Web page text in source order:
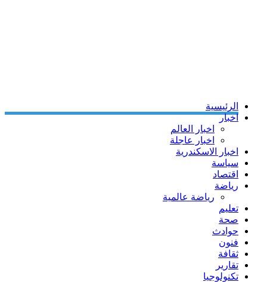
الرئيسية
اخبار
اخبار العالم
اخبار عاجلة
اخبار الاسكندرية
سياسة
اقتصاد
رياضة
رياضة عالمية
تعليم
صحة
حوادث
فنون
ثقافة
تقارير
تكنولوجيا